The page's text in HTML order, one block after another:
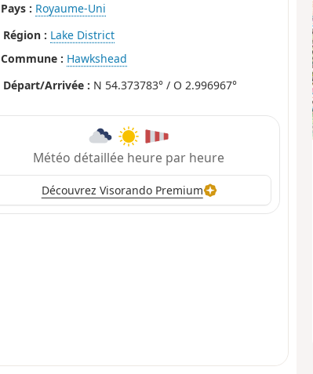
Pays : Royaume-Uni
Région : Lake District
Commune : Hawkshead
Départ/Arrivée : N 54.373783° / O 2.996967°
Météo détaillée heure par heure
Découvrez Visorando Premium